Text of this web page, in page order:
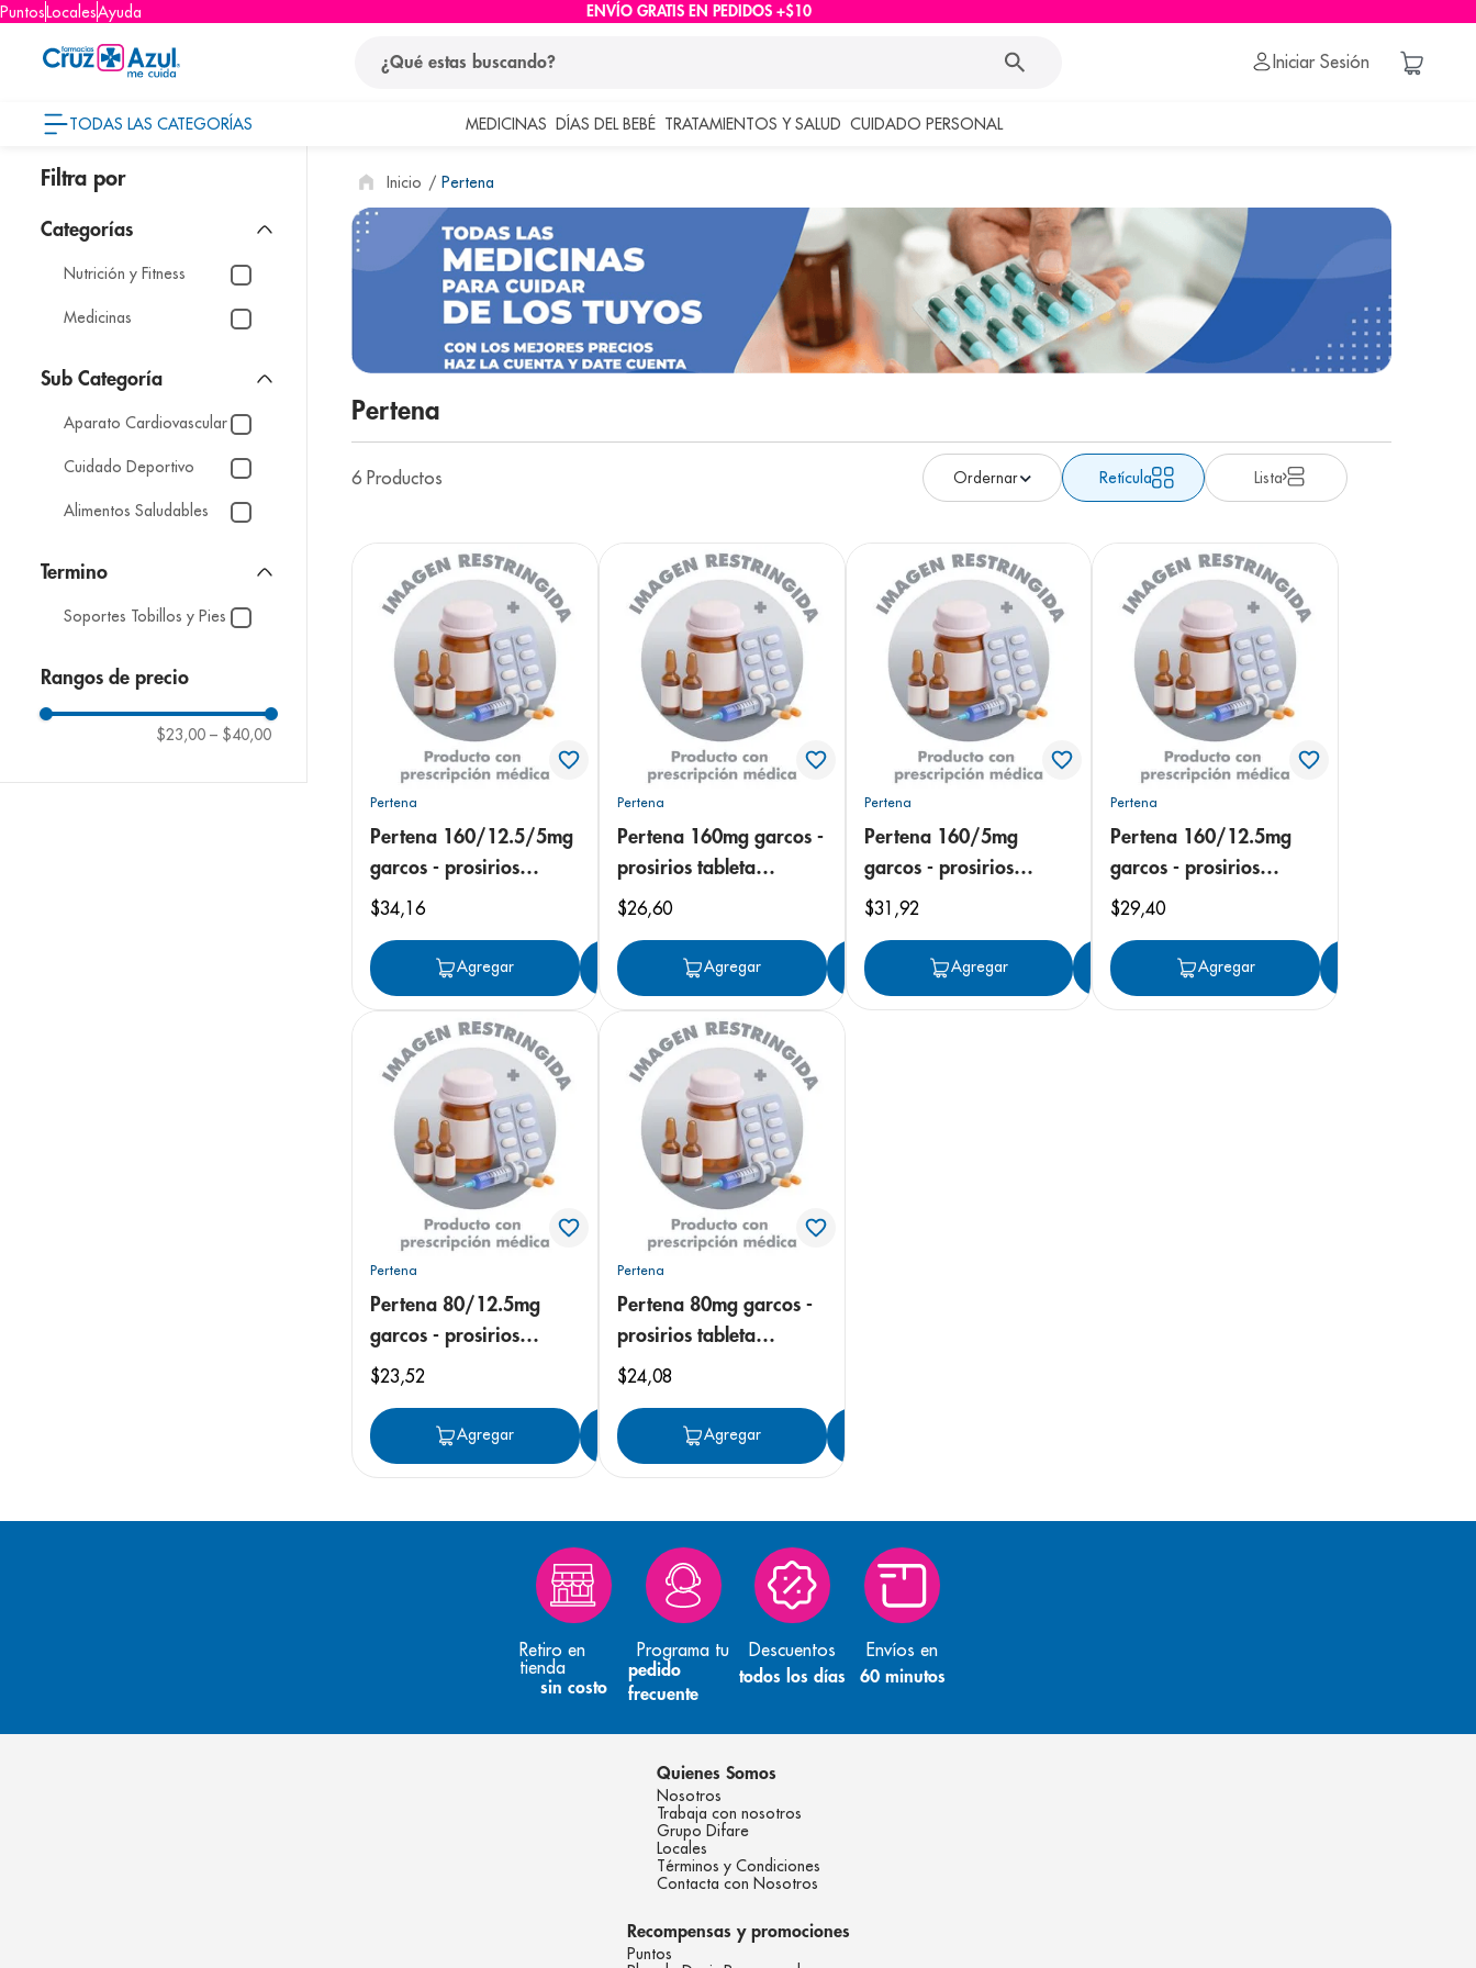
PuntosLocalesAyuda ENVÍO GRATIS EN PEDIDOS +$10
Iniciar Sesión
TODAS LAS CATEGORÍAS MEDICINAS DÍAS DEL BEBÉ TRATAMIENTOS Y SALUD CUIDADO PERSONAL
Nutrición y Fitness
Medicinas
Aparato Cardiovascular
Cuidado Deportivo
Alimentos Saludables
Soportes Tobillos y Pies
Rangos de precio
$23,00 – $40,00
Pertena
Pertena
6 Productos Retícula Lista
Pertena
Pertena 160/12.5/5mg
garcos - prosirios
tableta complete
$34,16
Agregar Agregar
Pertena
Pertena 160mg garcos -
prosirios tableta
recubierta
$26,60
Agregar Agregar
Pertena
Pertena 160/5mg
garcos - prosirios
tableta recubierta
$31 ,92
Agregar Agregar
Pertena
Pertena 160/12.5mg
garcos - prosirios
tableta recubierta
$29,40
Agregar
Pertena
Pertena 80/12.5mg
garcos - prosirios
tableta recubierta
$23,52
Agregar Agregar
Pertena
Pertena 80mg garcos -
prosirios tableta
recubierta
$24,08
Agregar
Retiro en
tienda
sin costo
Programa tu
pedido
frecuente
Descuentos
todos los días
Envíos en
60 minutos
Quienes Somos
Nosotros
Trabaja con nosotros
Grupo Difare
Locales
Términos y Condiciones
Contacta con Nosotros
Recompensas y promociones
Puntos
términos más buscados
1. protector solar
pañales
3 eucerin
cerave
nivea
7. bioderma